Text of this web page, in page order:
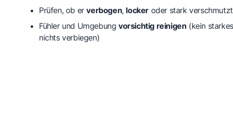
Prüfen, ob erverbogen, locker oder stark
Fühler und Umgebung vorsichtig reinigen (kein
nichts verbiegen)